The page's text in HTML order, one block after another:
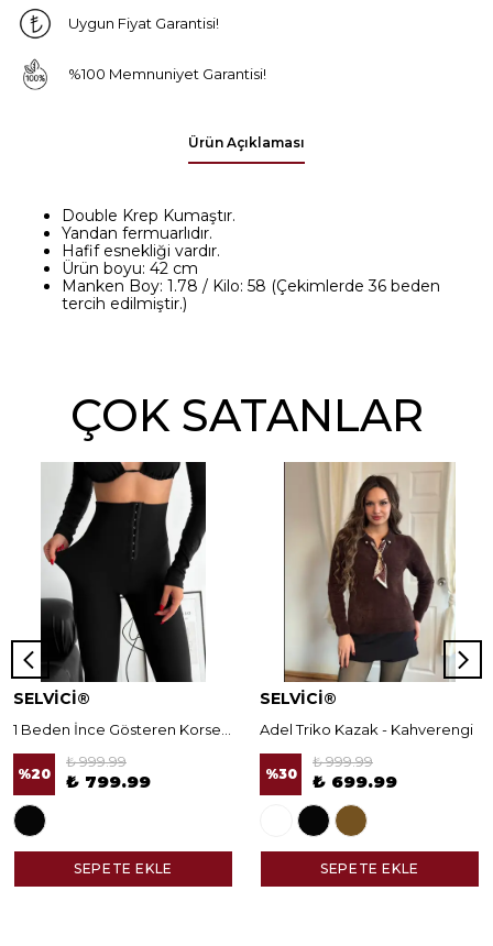
Uygun Fiyat Garantisi!
%100 Memnuniyet Garantisi!
Ürün Açıklaması
Double Krep Kumaştır.
Yandan fermuarlıdır.
Hafif esnekliği vardır.
Ürün boyu: 42 cm
Manken Boy: 1.78 / Kilo: 58 (Çekimlerde 36 beden
tercih edilmiştir.)
ÇOK SATANLAR
SELVİCİ®
%20
₺ 999.99
₺ 799.99
SEPETE EKLE
SELVİCİ®
Adel Triko Kazak - Kahverengi
%30
₺ 999.99
₺ 699.99
SEPETE EKLE